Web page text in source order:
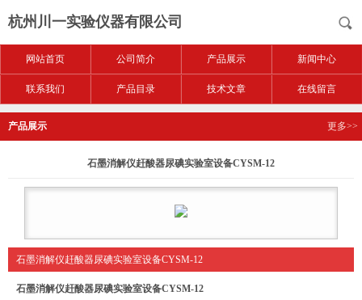
杭州川一实验仪器有限公司
网站首页 公司简介 产品展示 新闻中心
联系我们 产品目录 技术文章 在线留言
产品展示 更多>>
石墨消解仪赶酸器尿碘实验室设备CYSM-12
石墨消解仪赶酸器尿碘实验室设备CYSM-12
石墨消解仪赶酸器尿碘实验室设备CYSM-12